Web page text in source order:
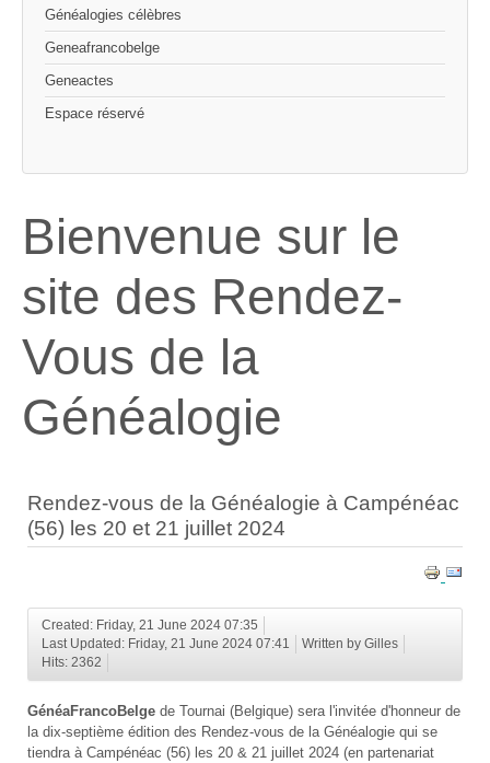
Généalogies célèbres
Geneafrancobelge
Geneactes
Espace réservé
Bienvenue sur le
site des Rendez-
Vous de la
Généalogie
Rendez-vous de la Généalogie à Campénéac
(56) les 20 et 21 juillet 2024
Created: Friday, 21 June 2024 07:35
Last Updated: Friday, 21 June 2024 07:41
Written by Gilles
Hits: 2362
GénéaFrancoBelge de Tournai (Belgique) sera l'invitée d'honneur de
la dix-septième édition des Rendez-vous de la Généalogie qui se
tiendra à Campénéac (56) les 20 & 21 juillet 2024 (en partenariat